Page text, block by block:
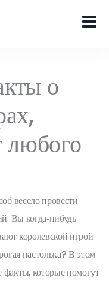
о
любого
весело провести
Вы когда‑нибудь
королевской игрой
настолька? В этом
которые помогут